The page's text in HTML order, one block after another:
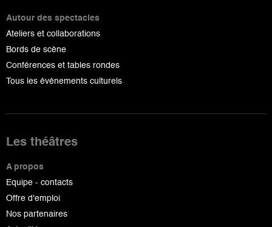
Autour des spectacles
Ateliers et collaborations
Bords de scène
Conférences et tables rondes
Tous les événements culturels
Les théâtres
A propos
Equipe - contacts
Offre d'emploi
Nos partenaires